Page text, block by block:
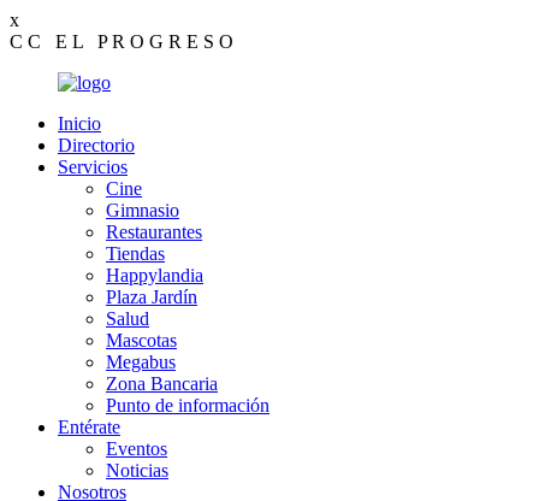
x
C C E L P R O G R E S O
Inicio
Directorio
Servicios
Cine
Gimnasio
Restaurantes
Tiendas
Happylandia
Plaza Jardín
Salud
Mascotas
Megabus
Zona Bancaria
Punto de información
Entérate
Eventos
Noticias
Nosotros